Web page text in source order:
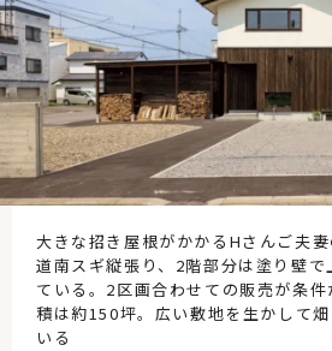
大きな招き屋根がかかるHさんご夫
道南スギ縦張り、2階部分は塗り壁
ている。2区画合わせての販売が条
積は約150坪。広い敷地を生かして
いる